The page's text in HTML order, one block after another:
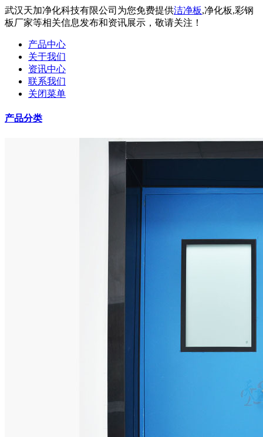
武汉天加净化科技有限公司为您免费提供洁净板,净化板,彩钢
板厂家等相关信息发布和资讯展示，敬请关注！
产品中心
关于我们
资讯中心
联系我们
关闭菜单
产品分类